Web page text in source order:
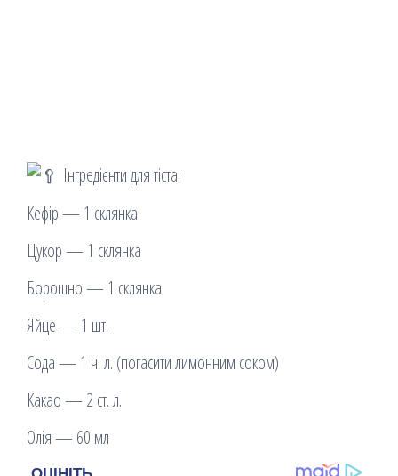
Інгредієнти для тіста:
Кефір — 1 склянка
Цукор — 1 склянка
Борошно — 1 склянка
Яйце — 1 шт.
Сода — 1 ч. л. (погасити лимонним соком)
Какао — 2 ст. л.
Олія — 60 мл